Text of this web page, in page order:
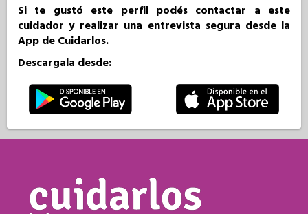
Si te gustó este perfil podés contactar a este
cuidador y realizar una entrevista segura desde la
App de Cuidarlos.
Descargala desde: